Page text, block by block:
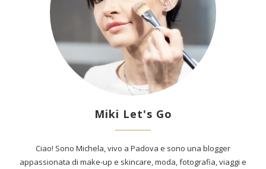
Miki Let's Go
Ciao! Sono Michela, vivo a Padova e sono una blogger
appassionata di make-up e skincare, moda, fotografia, viaggi e